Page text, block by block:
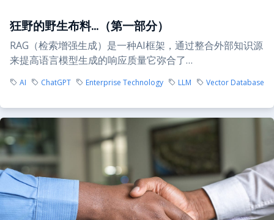
狂野的野生布料…（第一部分）
RAG（检索增强生成）是一种AI框架，通过整合外部知识源
来提高语言模型生成的响应质量它弥合了…
AI ChatGPT Enterprise Technology LLM Vector Database